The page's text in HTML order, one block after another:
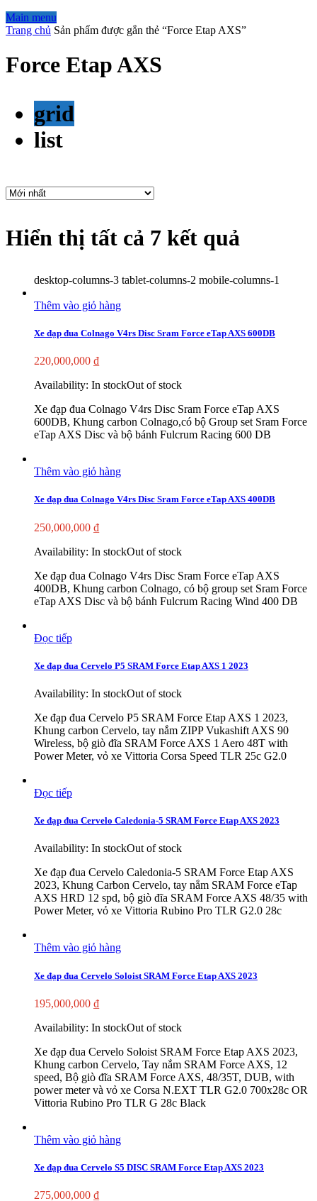
Main menu
Trang chủ Sản phẩm được gắn thẻ “Force Etap AXS”
Force Etap AXS
grid
list
Hiển thị tất cả 7 kết quả
desktop-columns-3 tablet-columns-2 mobile-columns-1
Thêm vào giỏ hàng
Xe đạp đua Colnago V4rs Disc Sram Force eTap AXS 600DB
220,000,000 ₫
Availability: In stockOut of stock
Xe đạp đua Colnago V4rs Disc Sram Force eTap AXS
600DB, Khung carbon Colnago,có bộ Group set Sram Force
eTap AXS Disc và bộ bánh Fulcrum Racing 600 DB
Thêm vào giỏ hàng
Xe đạp đua Colnago V4rs Disc Sram Force eTap AXS 400DB
250,000,000 ₫
Availability: In stockOut of stock
Xe đạp đua Colnago V4rs Disc Sram Force eTap AXS
400DB, Khung carbon Colnago, có bộ group set Sram Force
eTap AXS Disc và bộ bánh Fulcrum Racing Wind 400 DB
Đọc tiếp
Xe đạp đua Cervelo P5 SRAM Force Etap AXS 1 2023
Availability: In stockOut of stock
Xe đạp đua Cervelo P5 SRAM Force Etap AXS 1 2023,
Khung carbon Cervelo, tay nắm ZIPP Vukashift AXS 90
Wireless, bộ giò đĩa SRAM Force AXS 1 Aero 48T with
Power Meter, vỏ xe Vittoria Corsa Speed TLR 25c G2.0
Đọc tiếp
Xe đạp đua Cervelo Caledonia-5 SRAM Force Etap AXS 2023
Availability: In stockOut of stock
Xe đạp đua Cervelo Caledonia-5 SRAM Force Etap AXS
2023, Khung Carbon Cervelo, tay nắm SRAM Force eTap
AXS HRD 12 spd, bộ giò đĩa SRAM Force AXS 48/35 with
Power Meter, vỏ xe Vittoria Rubino Pro TLR G2.0 28c
Thêm vào giỏ hàng
Xe đạp đua Cervelo Soloist SRAM Force Etap AXS 2023
195,000,000 ₫
Availability: In stockOut of stock
Xe đạp đua Cervelo Soloist SRAM Force Etap AXS 2023,
Khung carbon Cervelo, Tay nắm SRAM Force AXS, 12
speed, Bộ giò đĩa SRAM Force AXS, 48/35T, DUB, with
power meter và vỏ xe Corsa N.EXT TLR G2.0 700x28c OR
Vittoria Rubino Pro TLR G 28c Black
Thêm vào giỏ hàng
Xe đạp đua Cervelo S5 DISC SRAM Force Etap AXS 2023
275,000,000 ₫